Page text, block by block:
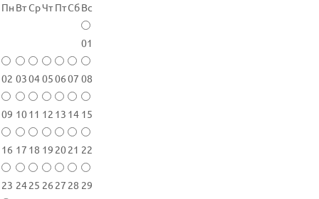
Пн ВтСрЧт ПтСбВс
01
02 0304050607 08
09 1011 12 13 14 15
16 17 18 19 2021 22
23 2425 26 27 28 29